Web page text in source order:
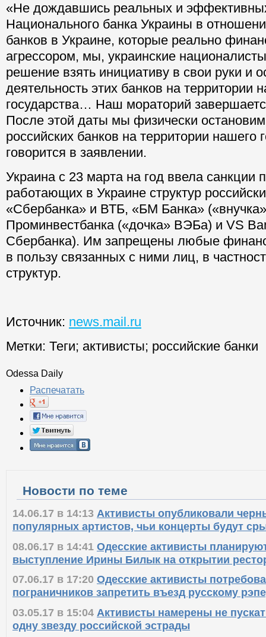
«Не дождавшись реальных и
Национального банка Украины в
банков в Украине, которые реально
агрессором, мы, украинские
решение взять инициативу в свои руки и
деятельность этих банков на территории
государства… Наш мораторий
После этой даты мы физически остановим
российских банков на территории нашего
говорится в заявлении.
Украина с 23 марта на год ввела санкции
работающих в Украине структур
«Сбербанка» и ВТБ, «БМ Банка»
Проминвестбанка («дочка» ВЭБа) и VS
Сбербанка). Им запрещены любые
в пользу связанных с ними лиц, в
структур.
Источник: news.mail.ru
Метки: Теги; активисты; российские банки
Odessa Daily
Распечатать
Новости по теме
14.06.17 в 14:13 Активисты опубликовали
популярных артистов, чьи концерты будут
08.06.17 в 14:41 Одесские активисты
выступление Ирины Билык на открытии
07.06.17 в 17:20 Одесские активисты
пограничников запретить въезд русскому
03.05.17 в 15:04 Активисты намерены не
одну звезду российской эстрады